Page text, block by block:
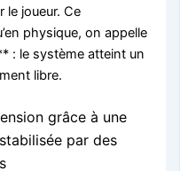
le joueur. Ce
physique, on appelle
: le système atteint un
libre.
grâce à une
par des